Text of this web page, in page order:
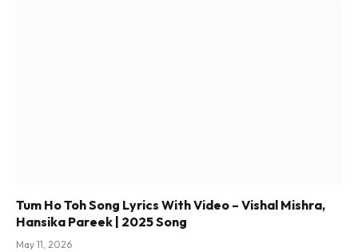
Tum Ho Toh Song Lyrics With Video – Vishal Mishra,
Hansika Pareek | 2025 Song
May 11, 2026